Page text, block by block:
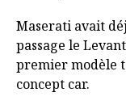
Maserati avait
passage le
premier modèle
concept car.